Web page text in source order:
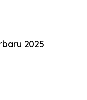
2025